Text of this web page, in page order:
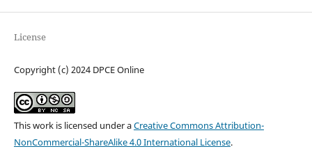
License
Copyright (c) 2024 DPCE Online
This work is licensed under aCreative Commons Attribution-
NonCommercial-ShareAlike 4.0 International License.